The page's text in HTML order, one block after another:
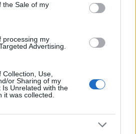
the Sale of my
processing my
Advertising.
Use,
or Sharing of my
Is Unrelated with the
it was collected.